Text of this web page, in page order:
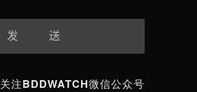
关注BDDWATCH微信公众号